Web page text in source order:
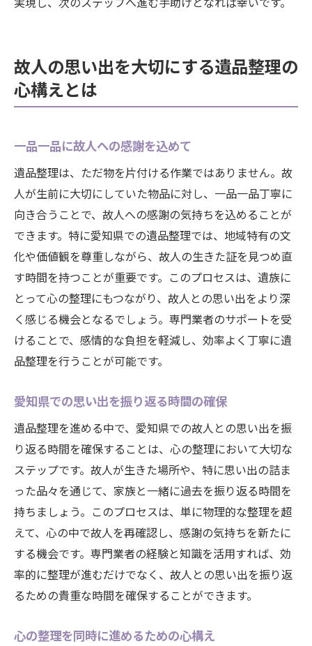
故人の思い出を大切にする遺品整理の
心構えとは
一品一品に故人への感謝を込めて
遺品整理は、ただ物を片付ける作業ではありません。故
人が生前に大切にしていた物品に対し、一品一品丁寧に
向き合うことで、故人への感謝の気持ちを込めることが
できます。特に愛知県での遺品整理では、地域特有の文
化や価値観を尊重しながら、故人の生きた証を見つめ直
す時間を持つことが重要です。このプロセスは、遺族に
とって心の整理にもつながり、故人との思い出をより深
く感じる機会となるでしょう。専門業者のサポートを受
けることで、感情的な負担を軽減し、効率よく丁寧に遺
品整理を行うことが可能です。
愛知県での思い出を振り返る時間の確保
遺品整理を進める中で、愛知県での故人との思い出を振
り返る時間を確保することは、心の整理において大切な
ステップです。故人が生きた場所や、特に思い出の詰ま
った品々を通じて、家族と一緒に過去を振り返る時間を
持ちましょう。このプロセスは、単に物理的な整理を超
えて、心の中で故人を再確認し、感謝の気持ちを新たに
する機会です。専門業者の経験と知識を活用すれば、効
率的に整理が進むだけでなく、故人との思い出を振り返
るための貴重な時間を確保することができます。
心の整理を同時に進めるための心構え